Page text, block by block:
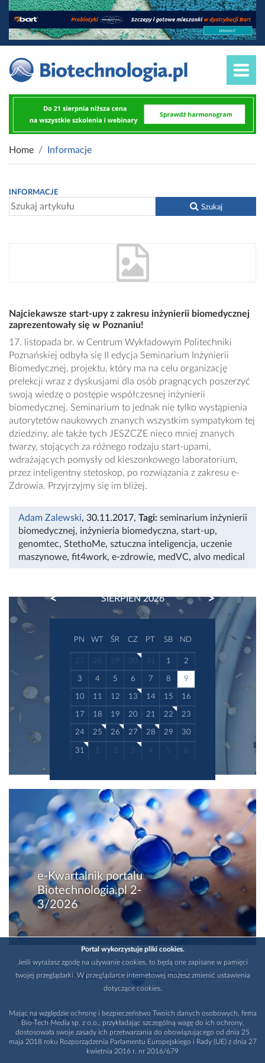
Home Informacje
INFORMACJE
Szukaj
Najciekawsze start-upy z zakresu inżynierii biomedycznej
zaprezentowały się w Poznaniu!
17. listopada br. w Centrum Wykładowym Politechniki
Poznańskiej odbyła się II edycja Seminarium Inżynierii
Biomedycznej, projektu, który ma na celu organizację
prelekcji wraz z dyskusjami dla osób pragnących poszerzyć
swoją wiedzę o postępie współczesnej inżynierii
biomedycznej. Seminarium to jednak nie tylko wystąpienia
autorytetów naukowych znanych wszystkim sympatykom tej
dziedziny, ale także tych JESZCZE nieco mniej znanych
twarzy, stojących za różnego rodzaju start-upami,
wdrażających pomysły od kieszonkowego laboratorium,
przez inteligentny stetoskop, po rozwiązania z zakresu e-
Zdrowia. Przyjrzyjmy się im bliżej.
Adam Zalewski, 30.11.2017, Tagi: seminarium inżynierii
biomedycznej, inżynieria biomedyczna, start-up,
genomtec, StethoMe, sztuczna inteligencja, uczenie
maszynowe, fit4work, e-zdrowie, medVC, alvo medical
SIERPIEŃ 2026
PREVIOUS NEXT
PN WT ŚR CZ PT SB ND
27 28 29 30 31 1 2
3 4 5 6 7 8 9
10 11 12 13 14 15 16
17 18 19 20 21 22 23
24 25 26 27 28 29 30
31 1 2 3 4 5 6
e-Kwartalnik portalu
Biotechnologia.pl 2-
3/2026
WYDAWCA
PARTNERZY
Portal wykorzystuje pliki cookies.
Jeśli wyrażasz zgodę na używanie cookies, to będą one zapisane w pamięci
twojej przeglądarki. W przeglądarce internetowej możesz zmienić ustawienia
dotyczące cookies.
Mając na względzie ochronę i bezpieczeństwo Twoich danych osobowych, firma
Bio-Tech Media sp. z o.o., przykładając szczególną wagę do ich ochrony,
dostosowała swoje zasady ich przetwarzania do obowiązującego od dnia 25
maja 2018 roku Rozporządzenia Parlamentu Europejskiego i Rady (UE) z dnia 27
kwietnia 2016 r. nr 2016/679